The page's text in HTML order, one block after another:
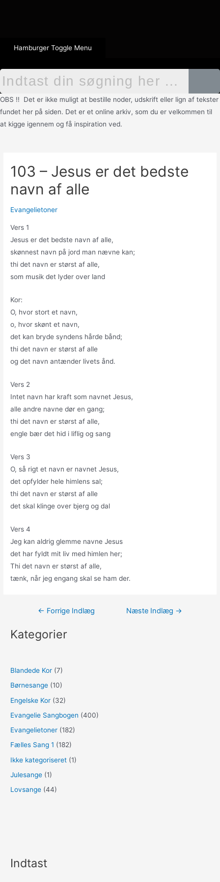
Hamburger Toggle Menu
OBS !! Det er ikke muligt at bestille noder, udskrift eller lign af tekster
fundet her på siden. Det er et online arkiv, som du er velkommen til
at kigge igennem og få inspiration ved.
103 – Jesus er det bedste
navn af alle
Evangelietoner
Vers 1
Jesus er det bedste navn af alle,
skønnest navn på jord man nævne kan;
thi det navn er størst af alle,
som musik det lyder over land
Kor:
O, hvor stort et navn,
o, hvor skønt et navn,
det kan bryde syndens hårde bånd;
thi det navn er størst af alle
og det navn antænder livets ånd.
Vers 2
Intet navn har kraft som navnet Jesus,
alle andre navne dør en gang;
thi det navn er størst af alle,
engle bær det hid i liflig og sang
Vers 3
O, så rigt et navn er navnet Jesus,
det opfylder hele himlens sal;
thi det navn er størst af alle
det skal klinge over bjerg og dal
Vers 4
Jeg kan aldrig glemme navne Jesus
det har fyldt mit liv med himlen her;
Thi det navn er størst af alle,
tænk, når jeg engang skal se ham der.
Indlægsnavigation
← Forrige Indlæg Næste Indlæg →
Kategorier
Blandede Kor (7)
Børnesange (10)
Engelske Kor (32)
Evangelie Sangbogen (400)
Evangelietoner (182)
Fælles Sang 1 (182)
Ikke kategoriseret (1)
Julesange (1)
Lovsange (44)
Indtast